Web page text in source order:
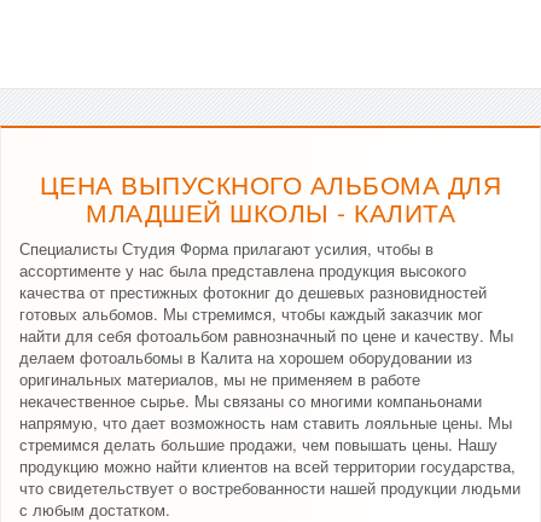
ЦЕНА ВЫПУСКНОГО АЛЬБОМА ДЛЯ
МЛАДШЕЙ ШКОЛЫ - КАЛИТА
Специалисты Студия Форма прилагают усилия, чтобы в
ассортименте у нас была представлена продукция высокого
качества от престижных фотокниг до дешевых разновидностей
готовых альбомов. Мы стремимся, чтобы каждый заказчик мог
найти для себя фотоальбом равнозначный по цене и качеству. Мы
делаем фотоальбомы в Калита на хорошем оборудовании из
оригинальных материалов, мы не применяем в работе
некачественное сырье. Мы связаны со многими компаньонами
напрямую, что дает возможность нам ставить лояльные цены. Мы
стремимся делать большие продажи, чем повышать цены. Нашу
продукцию можно найти клиентов на всей территории государства,
что свидетельствует о востребованности нашей продукции людьми
с любым достатком.